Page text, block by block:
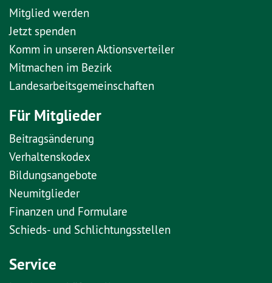
Mitglied werden
Jetzt spenden
Komm in unseren Aktionsverteiler
Mitmachen im Bezirk
Landesarbeitsgemeinschaften
Für Mitglieder
Beitragsänderung
Verhaltenskodex
Bildungsangebote
Neumitglieder
Finanzen und Formulare
Schieds- und Schlichtungsstellen
Service